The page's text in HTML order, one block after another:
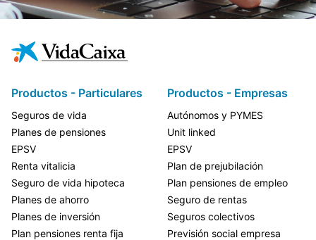
Productos - Particulares
Seguros de vida
Planes de pensiones
EPSV
Renta vitalicia
Seguro de vida hipoteca
Planes de ahorro
Planes de inversión
Plan pensiones renta fija
Productos - Empresas
Autónomos y PYMES
Unit linked
EPSV
Plan de prejubilación
Plan pensiones de empleo
Seguro de rentas
Seguros colectivos
Previsión social empresa